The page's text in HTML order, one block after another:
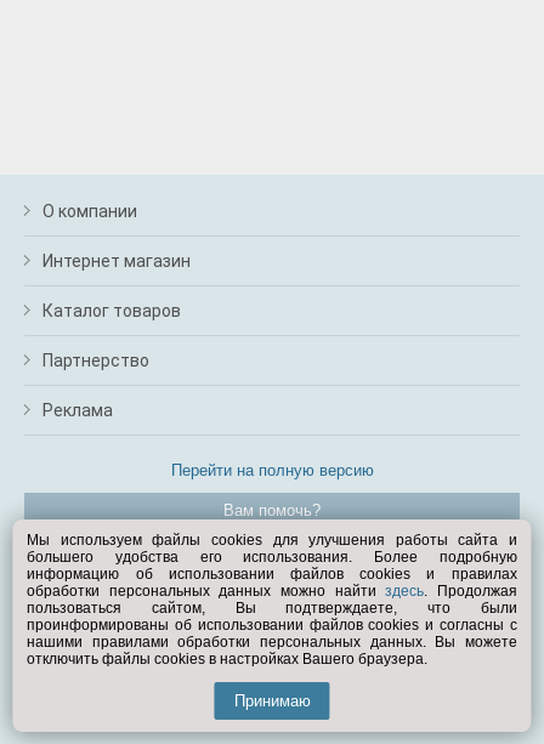
О компании
Интернет магазин
Каталог товаров
Партнерство
Реклама
Перейти на полную версию
Вам помочь?
© Exist.ru 1998—2026
Мы используем файлы cookies для улучшения работы сайта и
большего удобства его использования. Более подробную
информацию об использовании файлов cookies и правилах
обработки персональных данных можно найтиздесь. Продолжая
пользоваться сайтом, Вы подтверждаете, что были
проинформированы об использовании файлов cookies и согласны с
нашими правилами обработки персональных данных. Вы можете
отключить файлы cookies в настройках Вашего браузера.
Принимаю